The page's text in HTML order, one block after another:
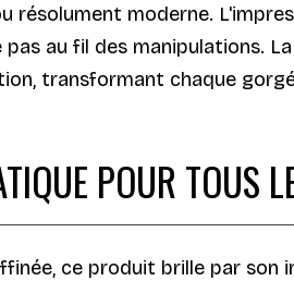
résolument moderne.
au fil des manipulations.
transformant chaque
POUR TOUS
ce produit brille par